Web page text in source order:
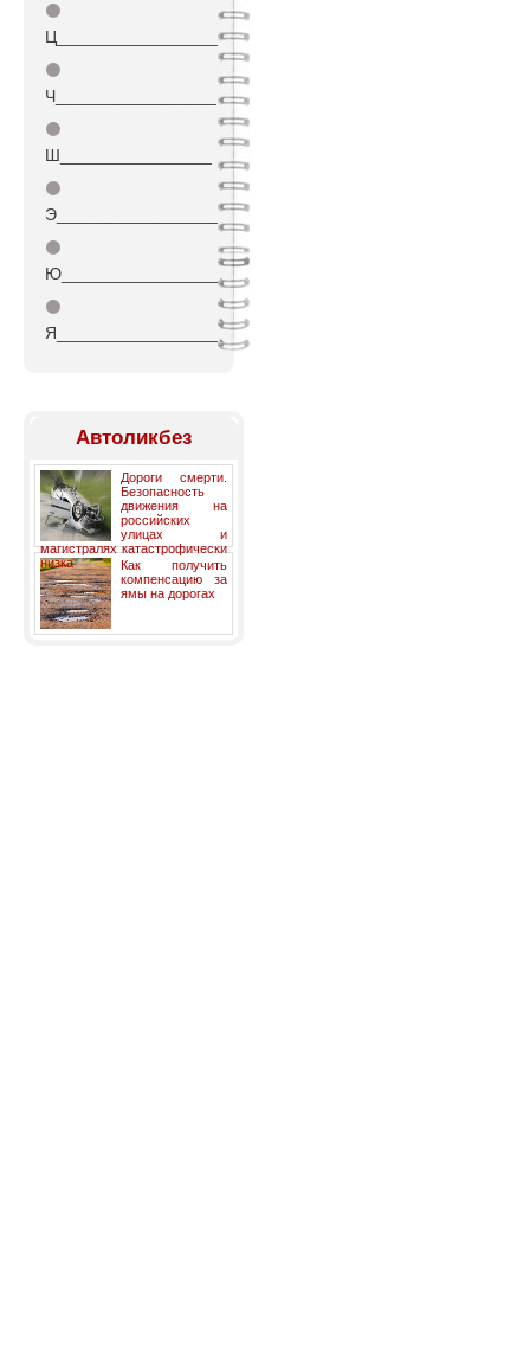
⚫
Ц_________________
⚫
Ч_________________
⚫
Ш________________
⚫
Э_________________
⚫
Ю_________________
⚫
Я_________________
Автоликбез
Дороги смерти.
Безопасность
движения на
российских
улицах и
магистралях катастрофически
низка
Как получить
компенсацию за
ямы на дорогах